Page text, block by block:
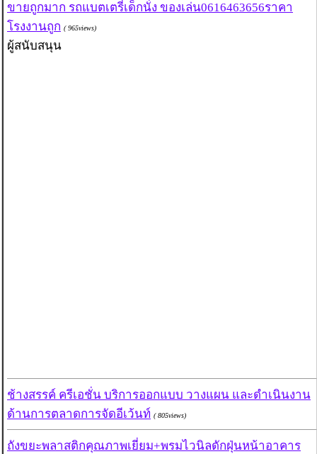
ขายถูกมาก รถแบตเตรี่เด็กนั่ง ของเล่น0616463656ราคา
โรงงานถูก ( 965views)
ผู้สนับสนุน
ช้างสรรค์ ครีเอชั่น บริการออกแบบ วางแผน และดำเนินงาน
ด้านการตลาดการจัดอีเว้นท์ ( 805views)
ถังขยะพลาสติกคุณภาพเยี่ยม+พรมไวนิลดักฝุ่นหน้าอาคาร